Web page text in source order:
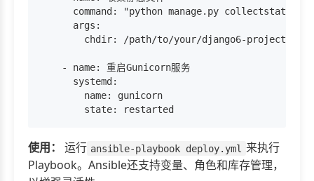
command: "python manage.py collectstatic
      args:
        chdir: /path/to/your/django6-project
    - name: 重启Gunicorn服务
      systemd:
        name: gunicorn
使用： 运行 ansible-playbook deploy.yml
来执行
Playbook。Ansible还支持变量、角色和库存管理，